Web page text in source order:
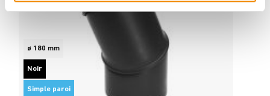
ø 180 mm
Noir
Simple paroi